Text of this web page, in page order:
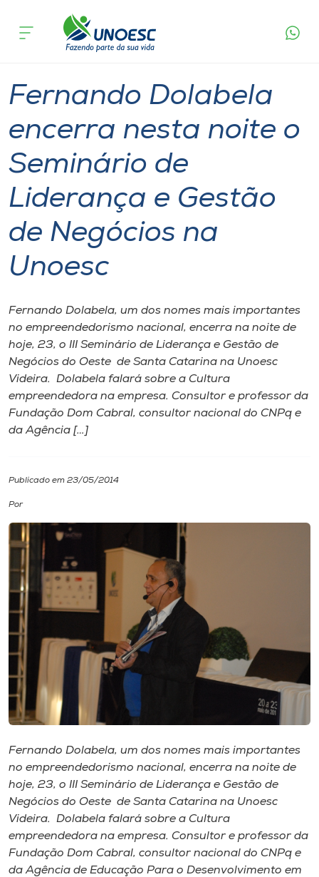
Cursos
Atendimento ao Estudante
Portal de Ensino
Unoesc
Internacionalização
I.nova
Diplomados
Cultura
CPA
Biblioteca
Editora
Rádio
Museu
Unoesc
Store
Selecione
o idioma
A+
A-
acontece
Unoesc
Fernando Dolabela
encerra nesta noite o
Seminário de
Liderança e Gestão
de Negócios na
Unoesc
Fernando Dolabela, um dos nomes mais importantes
no empreendedorismo nacional, encerra na noite de
hoje, 23, o III Seminário de Liderança e Gestão de
Negócios do Oeste de Santa Catarina na Unoesc
Videira. Dolabela falará sobre a Cultura
empreendedora na empresa. Consultor e professor da
Fundação Dom Cabral, consultor nacional do CNPq e
da Agência […]
Publicado em 23/05/2014
Por
Fernando Dolabela, um dos nomes mais importantes
no empreendedorismo nacional, encerra na noite de
hoje, 23, o III Seminário de Liderança e Gestão de
Negócios do Oeste de Santa Catarina na Unoesc
Videira. Dolabela falará sobre a Cultura
empreendedora na empresa. Consultor e professor da
Fundação Dom Cabral, consultor nacional do CNPq e
da Agência de Educação Para o Desenvolvimento em